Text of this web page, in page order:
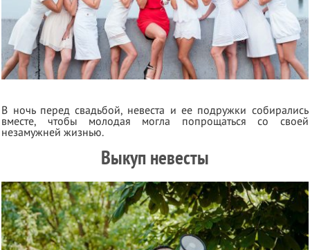
В ночь перед свадьбой, невеста и ее подружки собирались
вместе, чтобы молодая могла попрощаться со своей
незамужней жизнью.
Выкуп невесты